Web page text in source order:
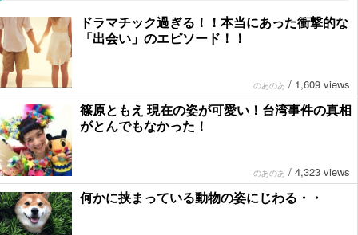
ドラマチック過ぎる！！本当にあった衝撃的な
「出会い」のエピソード！！
のあのあ / 1,609 views
篠原ともえ 現在の姿が可愛い！台湾事件の真相
がとんでもなかった！
のあのあ / 4,323 views
何かに挟まっている動物の姿にじわる・・